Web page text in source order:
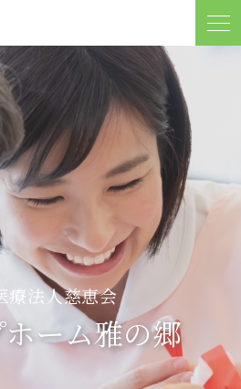
療法人慈恵会
ーム雅の郷